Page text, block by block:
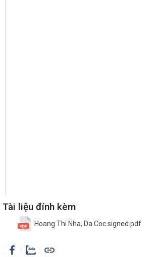
Tài liệu đính kèm
Hoang Thi Nha, Da Coc.signed.pdf